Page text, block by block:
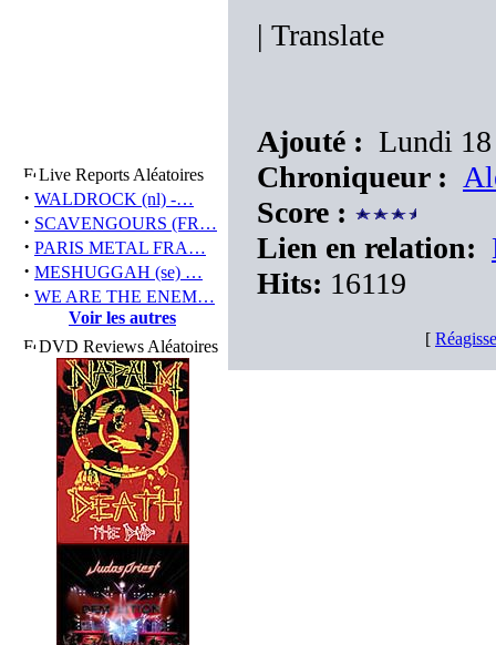
Live Reports Aléatoires
· WALDROCK (nl) -…
· SCAVENGOURS (FR…
· PARIS METAL FRA…
· MESHUGGAH (se) …
· WE ARE THE ENEM…
Voir les autres
DVD Reviews Aléatoires
| Translate
Ajouté : Lundi
Chroniqueur :
Score :
Lien en relation:
Hits: 16119
[